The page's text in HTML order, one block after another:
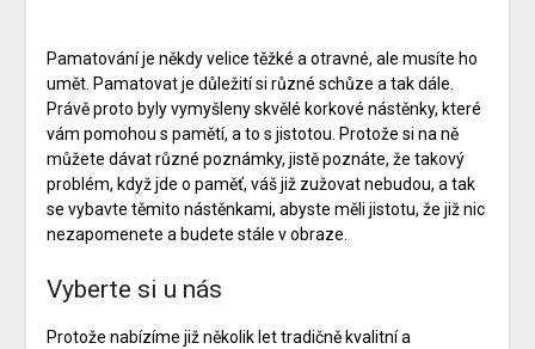
Pamatování je někdy velice těžké a otravné, ale musíte ho
umět. Pamatovat je důležití si různé schůze a tak dále.
Právě proto byly vymyšleny skvělé korkové nástěnky, které
vám pomohou s pamětí, a to s jistotou. Protože si na ně
můžete dávat různé poznámky, jistě poznáte, že takový
problém, když jde o paměť, váš již zužovat nebudou, a tak
se vybavte těmito nástěnkami, abyste měli jistotu, že již nic
nezapomenete a budete stále v obraze.
Vyberte si u nás
Protože nabízíme již několik let tradičně kvalitní a